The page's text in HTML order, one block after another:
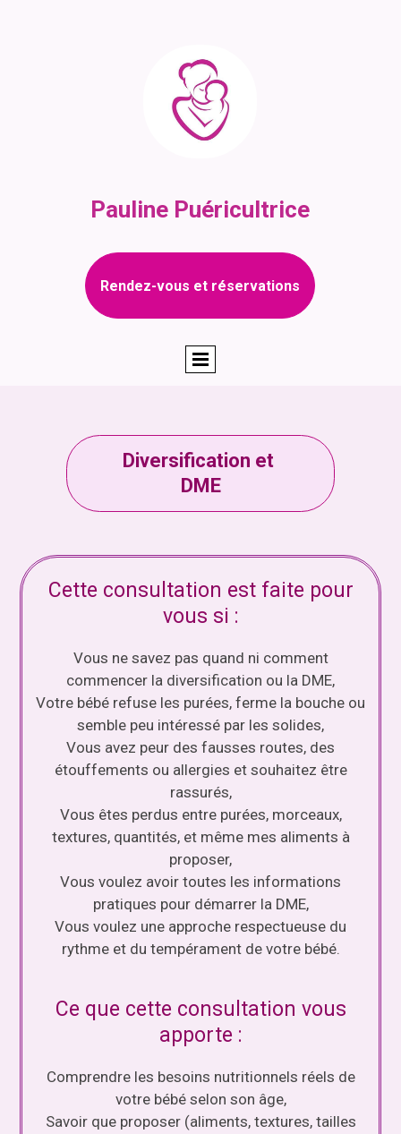
Pauline Puéricultrice
Rendez-vous et réservations
Diversification et
DME
Cette consultation est faite pour
vous si :
Vous ne savez pas quand ni comment
commencer la diversification ou la DME,
Votre bébé refuse les purées, ferme la bouche ou
semble peu intéressé par les solides,
Vous avez peur des fausses routes, des
étouffements ou allergies et souhaitez être
rassurés,
Vous êtes perdus entre purées, morceaux,
textures, quantités, et même mes aliments à
proposer,
Vous voulez avoir toutes les informations
pratiques pour démarrer la DME,
Vous voulez une approche respectueuse du
rythme et du tempérament de votre bébé.
Ce que cette consultation vous
apporte :
Comprendre les besoins nutritionnels réels de
votre bébé selon son âge,
Savoir que proposer (aliments, textures, tailles